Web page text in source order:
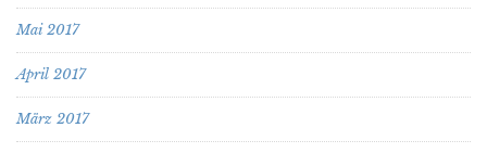
Mai 2017
April 2017
März 2017